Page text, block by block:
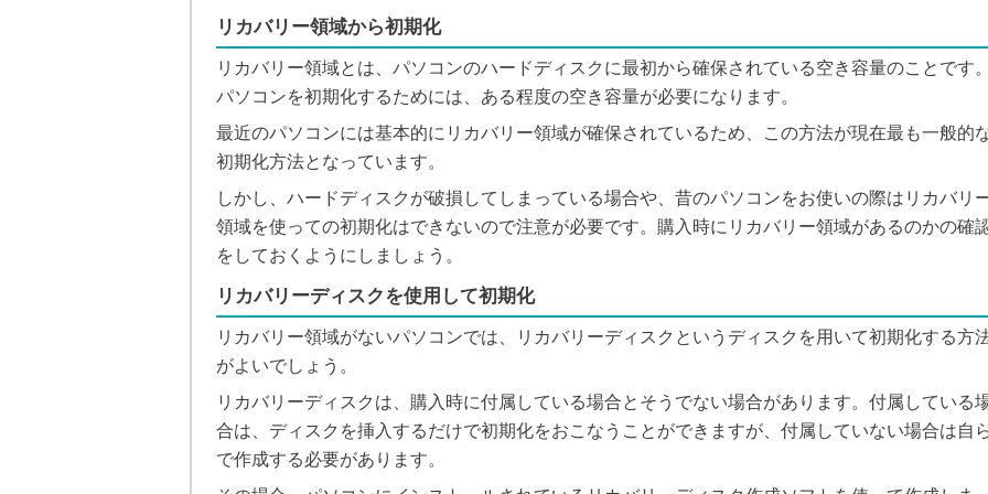
リカバリー領域から初期化
リカバリー領域とは、パソコンのハードディスクに最初から確保されている空き容量のことです。
パソコンを初期化するためには、ある程度の空き容量が必要になります。
最近のパソコンには基本的にリカバリー領域が確保されているため、この方法が現在最も一般的
初期化方法となっています。
しかし、ハードディスクが破損してしまっている場合や、昔のパソコンをお使いの際はリカバリ
領域を使っての初期化はできないので注意が必要です。購入時にリカバリー領域があるのかの確
をしておくようにしましょう。
リカバリーディスクを使用して初期化
リカバリー領域がないパソコンでは、リカバリーディスクというディスクを用いて初期化する方
がよいでしょう。
リカバリーディスクは、購入時に付属している場合とそうでない場合があります。付属している
合は、ディスクを挿入するだけで初期化をおこなうことができますが、付属していない場合は自
で作成する必要があります。